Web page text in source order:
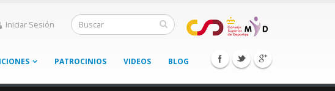
Iniciar Sesión
PATROCINIOS VIDEOS BLOG